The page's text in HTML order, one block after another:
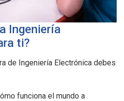
Ingeniería
ti?
de Ingeniería Electrónica debes
funciona el mundo a